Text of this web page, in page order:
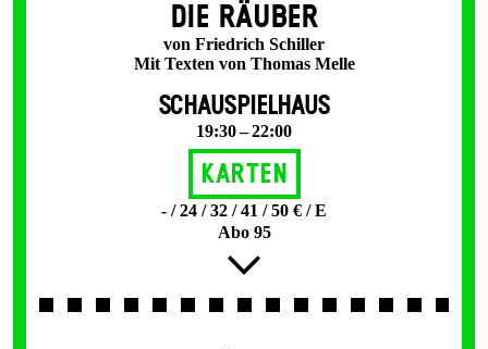
DIE RÄUBER
von Friedrich Schiller
Mit Texten von Thomas Melle
SCHAUSPIELHAUS
19:30 – 22:00
Karten
- / 24 / 32 / 41 / 50 € / E
Abo 95